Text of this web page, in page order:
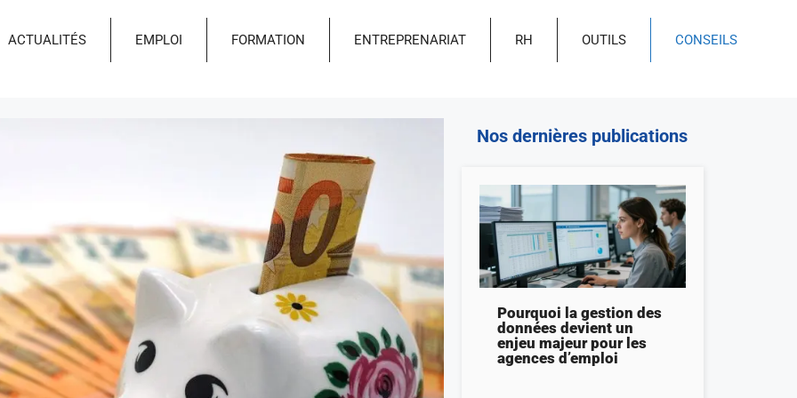
ACTUALITÉS EMPLOI FORMATION ENTREPRENARIAT RH OUTILS CONSEILS
Nos dernières publications
Pourquoi la gestion des
données devient un
enjeu majeur pour les
agences d’emploi